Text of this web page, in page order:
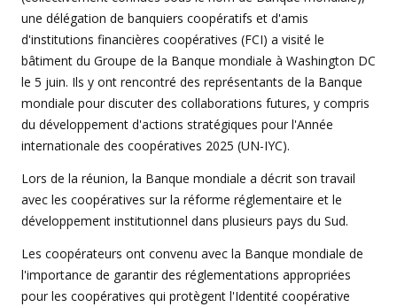
une délégation de banquiers coopératifs et d'amis
d'institutions financières coopératives (FCI) a visité le
bâtiment du Groupe de la Banque mondiale à Washington DC
le 5 juin. Ils y ont rencontré des représentants de la Banque
mondiale pour discuter des collaborations futures, y compris
du développement d'actions stratégiques pour l'Année
internationale des coopératives 2025 (UN-IYC).
Lors de la réunion, la Banque mondiale a décrit son travail
avec les coopératives sur la réforme réglementaire et le
développement institutionnel dans plusieurs pays du Sud.
Les coopérateurs ont convenu avec la Banque mondiale de
l'importance de garantir des réglementations appropriées
pour les coopératives qui protègent l'Identité coopérative